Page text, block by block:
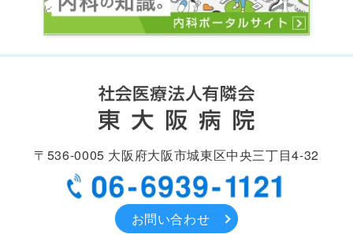
〒536-0005 大阪府大阪市城東区中央三丁目4-32
お問い合わせ